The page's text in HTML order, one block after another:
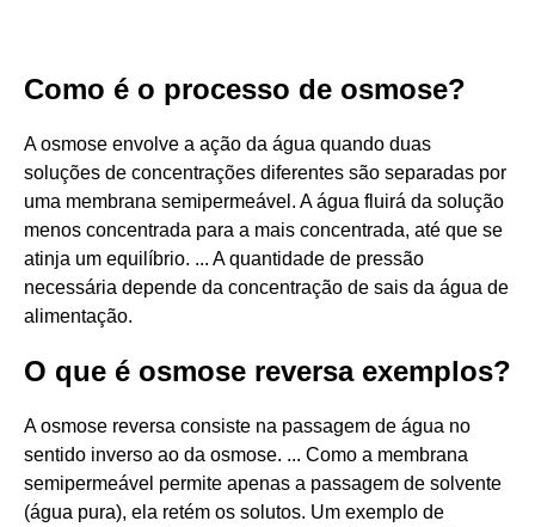
Como é o processo de osmose?
A osmose envolve a ação da água quando duas
soluções de concentrações diferentes são separadas por
uma membrana semipermeável. A água fluirá da solução
menos concentrada para a mais concentrada, até que se
atinja um equilíbrio. ... A quantidade de pressão
necessária depende da concentração de sais da água de
alimentação.
O que é osmose reversa exemplos?
A osmose reversa consiste na passagem de água no
sentido inverso ao da osmose. ... Como a membrana
semipermeável permite apenas a passagem de solvente
(água pura), ela retém os solutos. Um exemplo de